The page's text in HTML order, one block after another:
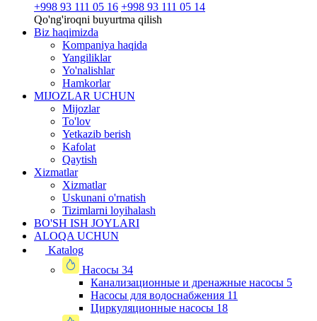
+998 93 111 05 16 +998 93 111 05 14
Qo'ng'iroqni buyurtma qilish
Biz haqimizda
Kompaniya haqida
Yangiliklar
Yo'nalishlar
Hamkorlar
MIJOZLAR UCHUN
Mijozlar
To'lov
Yetkazib berish
Kafolat
Qaytish
Xizmatlar
Xizmatlar
Uskunani o'rnatish
Tizimlarni loyihalash
BO'SH ISH JOYLARI
ALOQA UCHUN
Katalog
Насосы 34
Канализационные и дренажные насосы 5
Насосы для водоснабжения 11
Циркуляционные насосы 18